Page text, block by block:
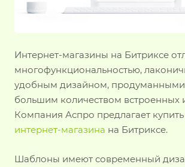
Интернет-магазины на Битриксе
многофункциональностью,
удобным дизайном,
большим количеством встроенных
Компания Аспро предлагает купить
интернет-магазина на Битриксе.
Шаблоны имеют современный